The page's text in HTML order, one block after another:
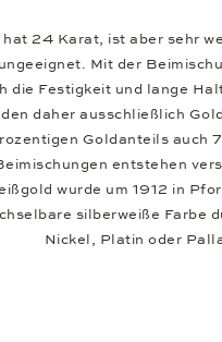
hat 24 Karat, ist aber sehr
Mit der
die Festigkeit und lange
daher ausschließlich
Goldanteils auch
entstehen
wurde um 1912 in
silberweiße Farbe
Nickel, Platin oder